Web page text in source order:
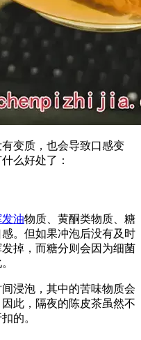
变质，也会导致口感变
么好处了：
油物质、黄酮类物质、糖
。但如果冲泡后没有及时
掉，而糖分则会因为细菌
浸泡，其中的苦味物质会
此，隔夜的陈皮茶虽然不
的。